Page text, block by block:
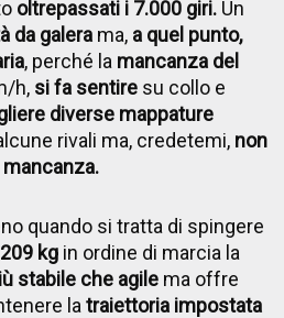
oltrepassati i 7.000 giri. Un
da galera ma, a quel punto,
, perché la mancanza del
h, si fa sentire su collo e
diverse mappature
rivali ma, credetemi, non
quando si tratta di spingere
209 kg in ordine di marcia la
stabile che agile ma offre
latraiettoria impostata